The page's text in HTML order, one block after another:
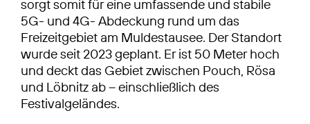
sorgt somit für eine umfassende und stabile
5G- und 4G- Abdeckung rund um das
Freizeitgebiet am Muldestausee. Der Standort
wurde seit 2023 geplant. Er ist 50 Meter hoch
und deckt das Gebiet zwischen Pouch, Rösa
und Löbnitz ab – einschließlich des
Festivalgeländes.